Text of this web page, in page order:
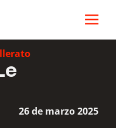
26 de marzo 2025